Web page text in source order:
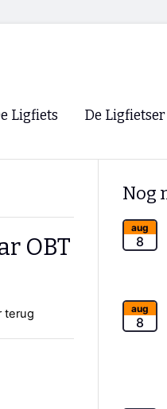
Ligfiets De Ligfietser
Ligfietsvereninging
Lokale
EHPVA &
Forum
OBT
terug
Nog
aug
8
aug
8